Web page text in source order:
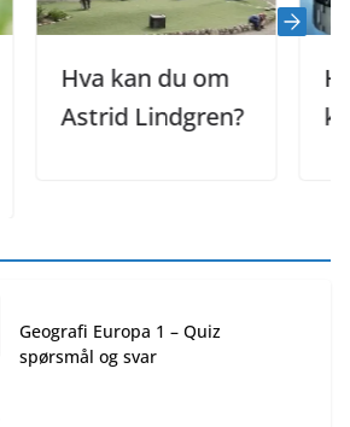
Hva kan du om
Astrid Lindgren?
Geografi Europa 1 – Quiz
spørsmål og svar